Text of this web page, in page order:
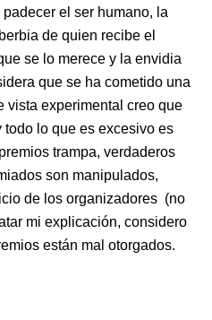
el ser humano, la
de quien recibe el
se lo merece y la envidia
que se ha cometido una
vista experimental creo que
lo que es excesivo es
trampa, verdaderos
son manipulados,
de los organizadores (no
mi explicación, considero
están mal otorgados.